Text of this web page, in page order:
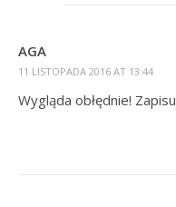
AGA
11 LISTOPADA 2016 AT 13:44
Wygląda obłędnie!